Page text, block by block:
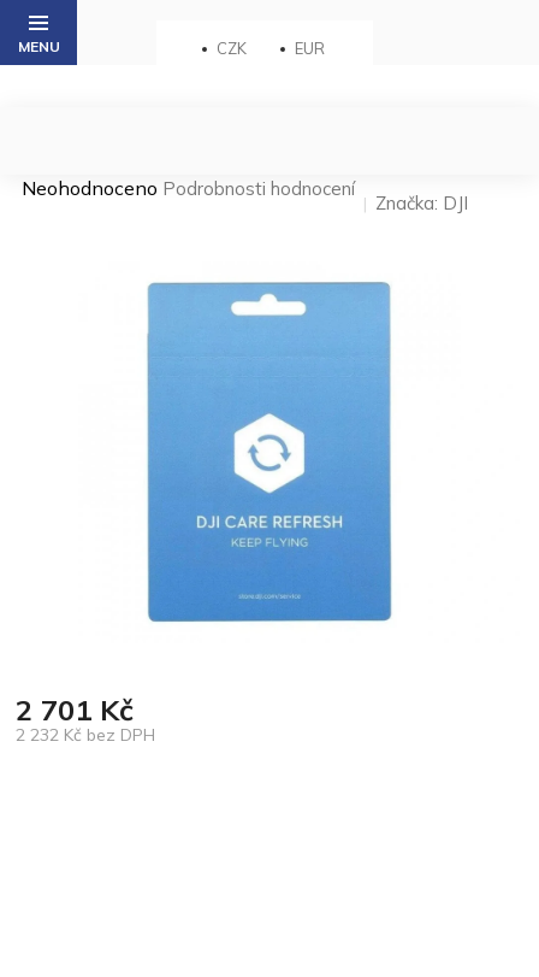
Přejít
obsah
CZK EUR
Průměrné
Neohodnoceno Podrobnosti hodnocení
Značka: DJI
2 701 Kč
2 232 Kč bez DPH